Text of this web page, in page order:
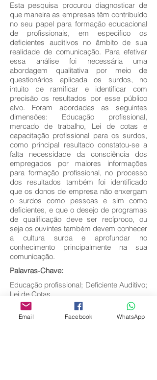
Esta pesquisa procurou diagnosticar de
que maneira as empresas têm contribuído
no seu papel para formação educacional
de profissionais, em especifico os
deficientes auditivos no âmbito de sua
realidade de comunicação. Para efetivar
essa análise foi necessária uma
abordagem qualitativa por meio de
questionários aplicada os surdos, no
intuito de ramificar e identificar com
precisão os resultados por esse público
alvo. Foram abordadas as seguintes
dimensões: Educação profissional,
mercado de trabalho, Lei de cotas e
capacitação profissional para os surdos,
como principal resultado constatou-se a
falta necessidade da consciência dos
empregados por maiores informações
para formação profissional, no processo
dos resultados também foi identificado
que os donos de empresa não enxergam
o surdos como pessoas e sim como
deficientes, e que o desejo de programas
de qualificação deve ser recíproco, ou
seja os ouvintes também devem conhecer
a cultura surda e aprofundar no
conhecimento principalmente na sua
comunicação.
Palavras-Chave:
Educação profissional; Deficiente Auditivo;
Lei de Cotas.
Baixar texto completo
Email Facebook WhatsApp